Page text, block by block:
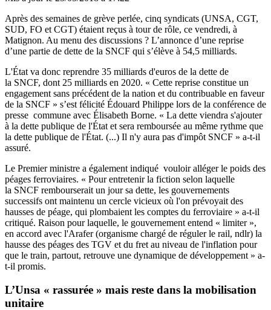
Après des semaines de grève perlée, cinq syndicats (UNSA, CGT,
SUD, FO et CGT) étaient reçus à tour de rôle, ce vendredi, à
Matignon. Au menu des discussions ? L’annonce d’une reprise
d’une partie de dette de la SNCF qui s’élève à 54,5 milliards.
L'État va donc reprendre 35 milliards d'euros de la dette de
la SNCF, dont 25 milliards en 2020. « Cette reprise constitue un
engagement sans précédent de la nation et du contribuable en faveur
de la SNCF » s’est félicité Édouard Philippe lors de la conférence de
presse commune avec Élisabeth Borne. « La dette viendra s'ajouter
à la dette publique de l'État et sera remboursée au même rythme que
la dette publique de l'État. (...) Il n'y aura pas d'impôt SNCF » a-t-il
assuré.
Le Premier ministre a également indiqué vouloir alléger le poids des
péages ferroviaires. « Pour entretenir la fiction selon laquelle
la SNCF rembourserait un jour sa dette, les gouvernements
successifs ont maintenu un cercle vicieux où l'on prévoyait des
hausses de péage, qui plombaient les comptes du ferroviaire » a-t-il
critiqué. Raison pour laquelle, le gouvernement entend « limiter »,
en accord avec l'Arafer (organisme chargé de réguler le rail, ndlr) la
hausse des péages des TGV et du fret au niveau de l'inflation pour
que le train, partout, retrouve une dynamique de développement » a-
t-il promis.
L’Unsa « rassurée » mais reste dans la mobilisation
unitaire